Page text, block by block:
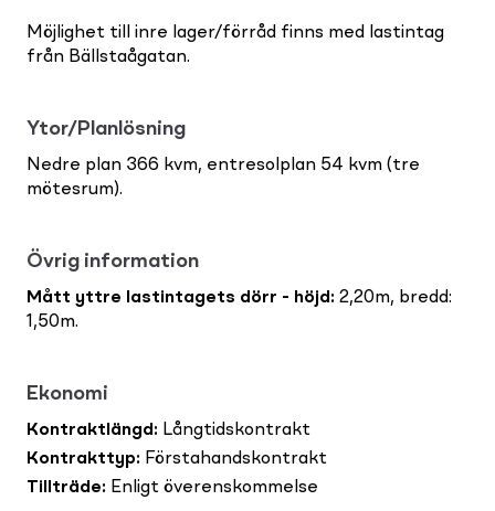
Möjlighet till inre lager/förråd finns med lastintag
från Bällstaågatan.
Ytor/Planlösning
Nedre plan 366 kvm, entresolplan 54 kvm (tre
mötesrum).
Övrig information
Mått yttre lastintagets dörr - höjd : 2,20m, bredd:
1,50m.
Ekonomi
Kontraktlängd : Långtidskontrakt
Kontrakttyp: Förstahandskontrakt
Tillträde: Enligt överenskommelse